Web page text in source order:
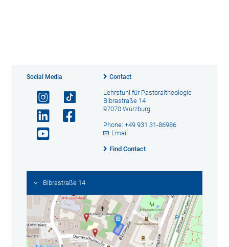
Social Media Contact
Lehrstuhl für Pastoraltheologie
Bibrastraße 14
97070 Würzburg
Phone: +49 931 31-86986
Email
Find Contact
Bibrastraße 14